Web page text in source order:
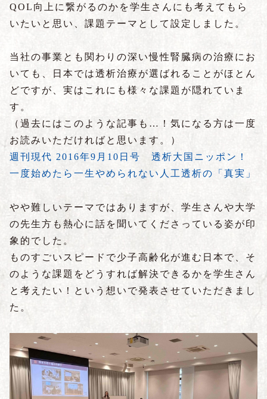
QOL向上に繋がるのかを学生さんにも考えてもら
いたいと思い、課題テーマとして設定しました。
当社の事業とも関わりの深い慢性腎臓病の治療にお
いても、日本では透析治療が選ばれることがほとん
どですが、実はこれにも様々な課題が隠れていま
す。
（過去にはこのような記事も…！気になる方は一度
お読みいただければと思います。）
週刊現代 2016年9月10日号 透析大国ニッポン！
一度始めたら一生やめられない人工透析の「真実」
やや難しいテーマではありますが、学生さんや大学
の先生方も熱心に話を聞いてくださっている姿が印
象的でした。
ものすごいスピードで少子高齢化が進む日本で、そ
のような課題をどうすれば解決できるかを学生さん
と考えたい！という想いで発表させていただきまし
た。